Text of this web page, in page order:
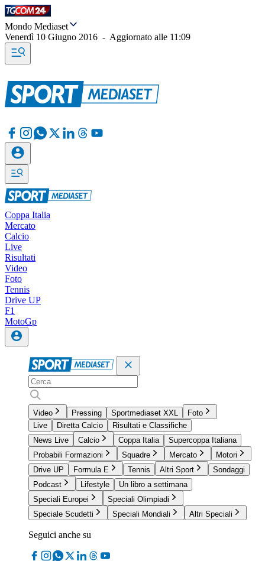
Mondo Mediaset
Venerdì 10 Giugno 2016 - Aggiornato alle 11:09
Coppa Italia
Mercato
Calcio
Live
Risultati
Video
Foto
Tennis
Drive UP
F1
MotoGp
Video Pressing Sportmediaset XXL
Foto
Live
Diretta Calcio
Risultati e Classifiche
News Live
Calcio Coppa Italia
Supercoppa Italiana
Probabili Formazioni
Squadre Mercato
Motori
Drive UP
Formula E Tennis Altri Sport
Sondaggi
Podcast
Lifestyle
Un libro a settimana
Speciali Europei
Speciali Olimpiadi
Speciale Scudetti
Speciali Mondiali Altri Speciali
Seguici anche su